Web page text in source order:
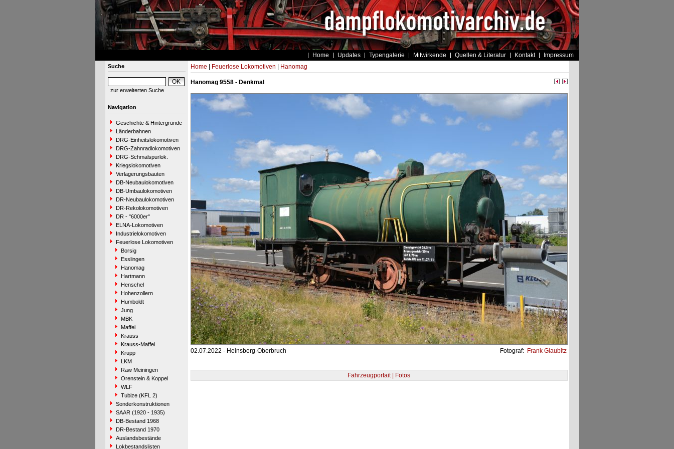
Home Updates Typengalerie Mitwirkende Quellen & Literatur Kontakt Impressum
Suche
zur erweiterten Suche
Navigation
Geschichte & Hintergründe
Länderbahnen
DRG-Einheitslokomotiven
DRG-Zahnradlokomotiven
DRG-Schmalspurlok.
Kriegslokomotiven
Verlagerungsbauten
DB-Neubaulokomotiven
DB-Umbaulokomotiven
DR-Neubaulokomotiven
DR-Rekolokomotiven
DR - "6000er"
ELNA-Lokomotiven
Industrielokomotiven
Feuerlose Lokomotiven
Borsig
Esslingen
Hanomag
Hartmann
Henschel
Hohenzollern
Humboldt
Jung
MBK
Maffei
Krauss
Krauss-Maffei
Krupp
LKM
Raw Meiningen
Orenstein & Koppel
WLF
Tubize (KFL 2)
Sonderkonstruktionen
SAAR (1920 - 1935)
DB-Bestand 1968
DR-Bestand 1970
Auslandsbestände
Lokbestandslisten
Home Feuerlose Lokomotiven Hanomag
Hanomag 9558 - Denkmal
02.07.2022 - Heinsberg-Oberbruch Fotograf: Frank Glaubitz
Fahrzeugportait | Fotos